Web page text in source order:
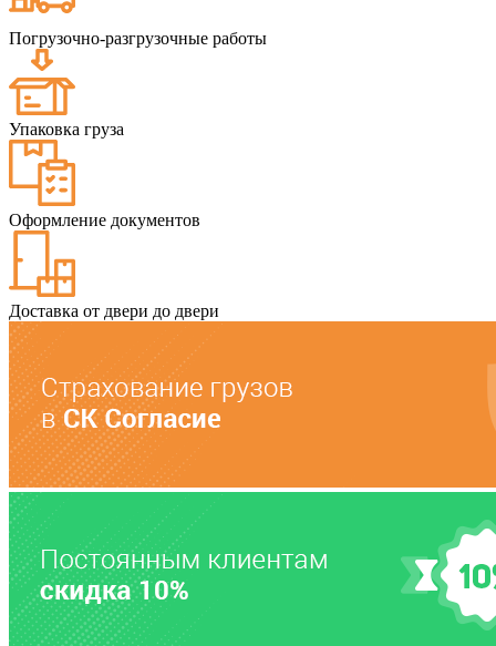
Погрузочно-разгрузочные работы
Упаковка груза
Оформление документов
Доставка от двери до двери